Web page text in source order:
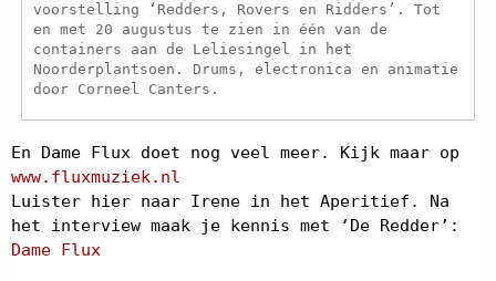
voorstelling ‘Redders, Rovers en Ridders’. Tot
en met 20 augustus te zien in één van de
containers aan de Leliesingel in het
Noorderplantsoen. Drums, electronica en animatie
door Corneel Canters.
En Dame Flux doet nog veel meer. Kijk maar op
www.fluxmuziek.nl
Luister hier naar Irene in het Aperitief. Na
het interview maak je kennis met ‘De Redder’:
Dame Flux